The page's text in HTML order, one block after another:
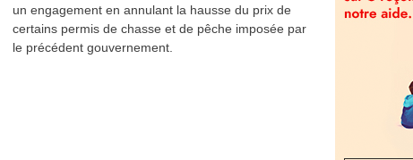
un engagement en annulant la hausse du prix de
certains permis de chasse et de pêche imposée par
le précédent gouvernement.